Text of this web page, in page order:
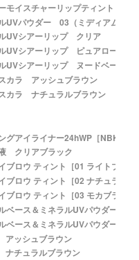
モイスチャーリップティント
UVパウダー 03（ミディアムオー
UVシアーリップ クリア
シアーリップ ピュアローズ
シアーリップ ヌードベージュ
カラ アッシュブラウン
カラ ナチュラルブラウン
アイライナー24hWP［NBK ナ
クリアブラック
ロウ ティント［01 ライトブラウ
ロウ ティント［02 ナチュラルブ
ロウ ティント［03 モカブラウン
ベース＆ミネラルUVパウダーキ
ベース＆ミネラルUVパウダーキ
ッシュブラウン
チュラルブラウン